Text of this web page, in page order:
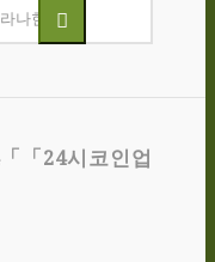
「24시코인업